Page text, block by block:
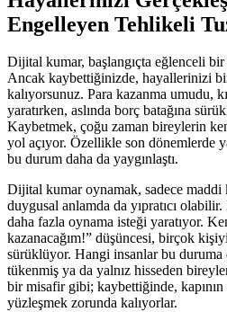
Engelleyen Tehlikeli
Dijital kumar, başlangıçta eğlenceli
Ancak kaybettiğinizde, hayallerinizi
kalıyorsunuz. Para kazanma umudu,
yaratırken, aslında borç batağına
Kaybetmek, çoğu zaman bireylerin
yol açıyor. Özellikle son dönemlerde
bu durum daha da yaygınlaştı.
Dijital kumar oynamak, sadece maddi
duygusal anlamda da yıpratıcı
daha fazla oynama isteği yaratıyor.
kazanacağım!” düşüncesi, birçok
sürüklüyor. Hangi insanlar bu
tükenmiş ya da yalnız hisseden
bir misafir gibi; kaybettiğinde,
yüzleşmek zorunda kalıyorlar.